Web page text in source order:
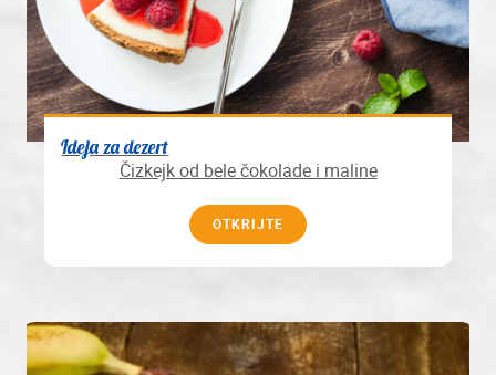
Ideja za dezert
Čizkejk od bele čokolade i maline
OTKRIJTE